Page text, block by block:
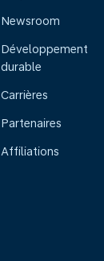
Newsroom
Développement
durable
Carrières
Partenaires
Affiliations